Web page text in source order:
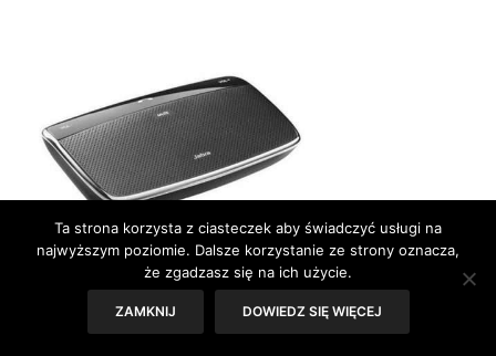
Ta strona korzysta z ciasteczek aby świadczyć usługi na
najwyższym poziomie. Dalsze korzystanie ze strony oznacza,
że zgadzasz się na ich użycie.
ZAMKNIJ DOWIEDZ SIĘ WIĘCEJ